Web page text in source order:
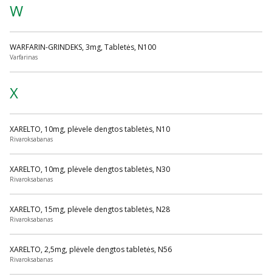
W
WARFARIN-GRINDEKS, 3mg, Tabletės, N100
Varfarinas
X
XARELTO, 10mg, plėvele dengtos tabletės, N10
Rivaroksabanas
XARELTO, 10mg, plėvele dengtos tabletės, N30
Rivaroksabanas
XARELTO, 15mg, plėvele dengtos tabletės, N28
Rivaroksabanas
XARELTO, 2,5mg, plėvele dengtos tabletės, N56
Rivaroksabanas